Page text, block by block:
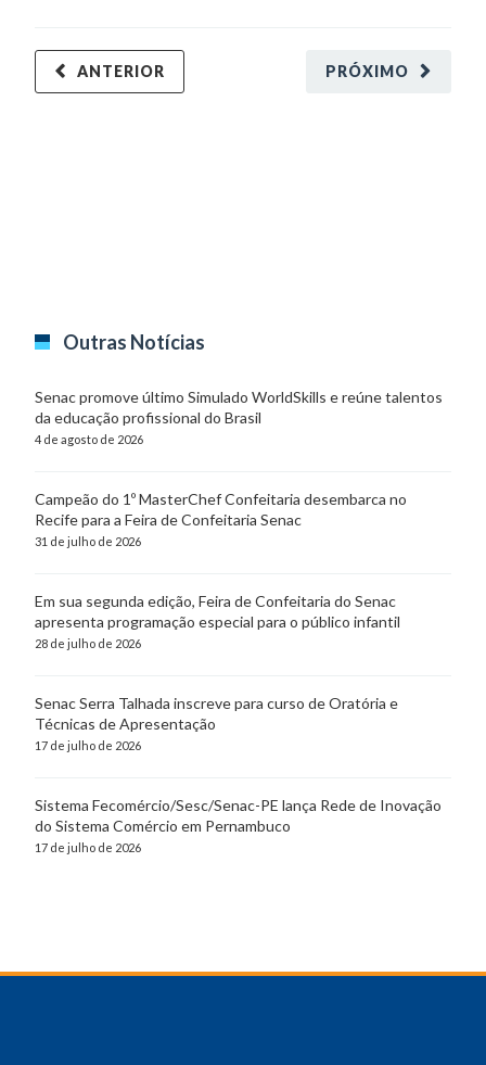
PRÓXIMO
ANTERIOR
Outras Notícias
Senac promove último Simulado WorldSkills e reúne talentos
da educação profissional do Brasil
4 de agosto de 2026
Campeão do 1º MasterChef Confeitaria desembarca no
Recife para a Feira de Confeitaria Senac
31 de julho de 2026
Em sua segunda edição, Feira de Confeitaria do Senac
apresenta programação especial para o público infantil
28 de julho de 2026
Senac Serra Talhada inscreve para curso de Oratória e
Técnicas de Apresentação
17 de julho de 2026
Sistema Fecomércio/Sesc/Senac-PE lança Rede de Inovação
do Sistema Comércio em Pernambuco
17 de julho de 2026